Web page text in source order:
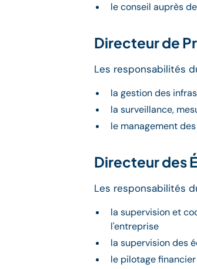
le conseil auprès
Directeur de
Les responsabilités
la gestion des
la surveillance,
le management
Directeur des
Les responsabilités
la supervision et
l'entreprise
la supervision des
le pilotage